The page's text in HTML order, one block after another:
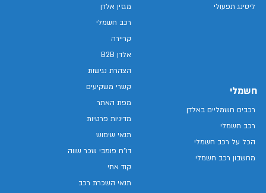
ליסינג תפעולי
חשמלי
רכבים חשמליים באלדן
רכב חשמלי
הכל על רכב חשמלי
מחשבון רכב חשמלי
מגזין אלדן
רכב חשמלי
קריירה
אלדן B2B
הצהרת נגישות
קשרי משקיעים
מפת האתר
מדיניות פרטיות
תנאי שימוש
דו"ח פומבי שכר שווה
קוד אתי
תנאי השכרת רכב